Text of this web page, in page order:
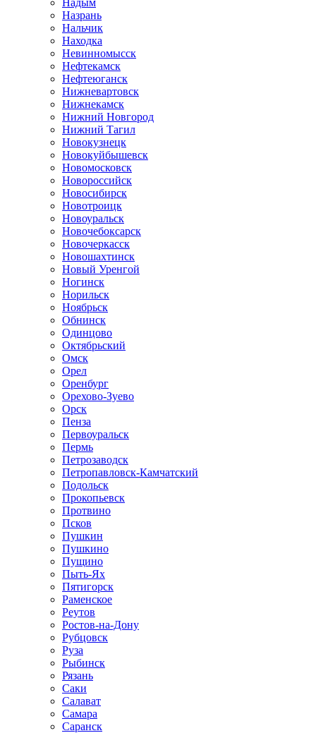
Надым
Назрань
Нальчик
Находка
Невинномысск
Нефтекамск
Нефтеюганск
Нижневартовск
Нижнекамск
Нижний Новгород
Нижний Тагил
Новокузнецк
Новокуйбышевск
Новомосковск
Новороссийск
Новосибирск
Новотроицк
Новоуральск
Новочебоксарск
Новочеркасск
Новошахтинск
Новый Уренгой
Ногинск
Норильск
Ноябрьск
Обнинск
Одинцово
Октябрьский
Омск
Орел
Оренбург
Орехово-Зуево
Орск
Пенза
Первоуральск
Пермь
Петрозаводск
Петропавловск-Камчатский
Подольск
Прокопьевск
Протвино
Псков
Пушкин
Пушкино
Пущино
Пыть-Ях
Пятигорск
Раменское
Реутов
Ростов-на-Дону
Рубцовск
Руза
Рыбинск
Рязань
Саки
Салават
Самара
Саранск